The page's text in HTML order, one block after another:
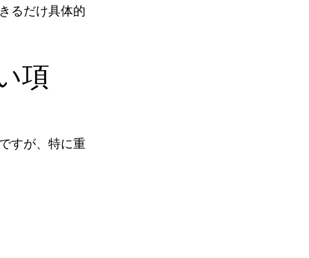
るだけ具体的
項
すが、特に重